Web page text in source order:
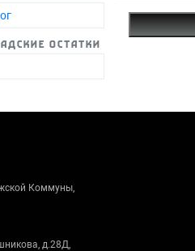
остатки
Коммуны,
д.28Д,